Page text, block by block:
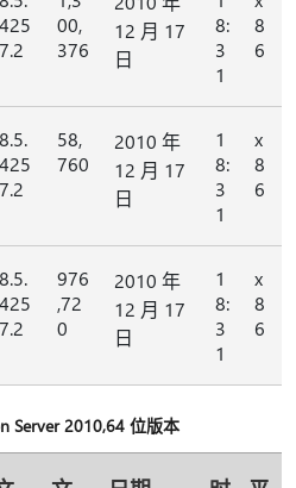
425
7.2
00,
376
12 月 17
日
8:
3
1
8
6
8.5.
425
7.2
58,
760
2010 年
12 月 17
日
1
8:
3
1
x
8
6
8.5.
425
7.2
976
,72
0
2010 年
12 月 17
日
1
8:
3
1
x
8
6
Server 2010,64 位版本